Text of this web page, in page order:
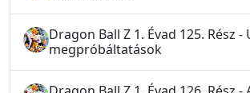
Dragon Ball Z 1. Évad 125. Rész -
megpróbáltatások